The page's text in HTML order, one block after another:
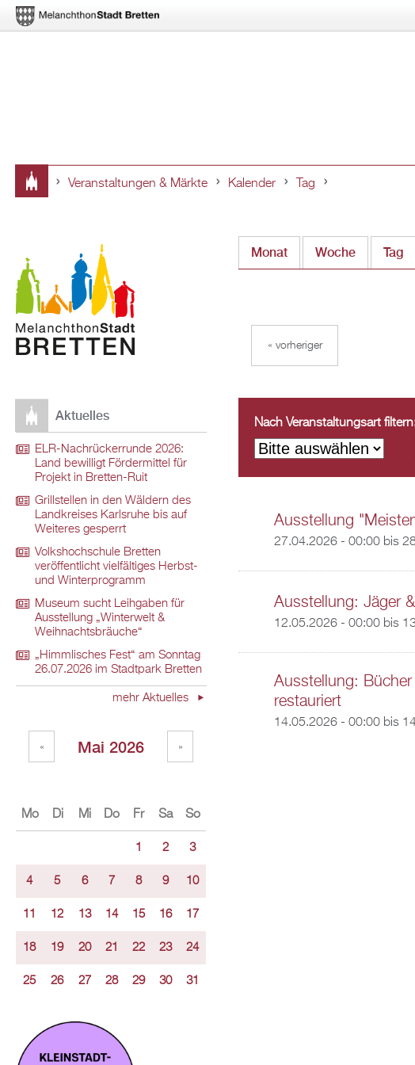
hier
Veranstaltungen & Märkte Kalender Tag
Monat Woche Tag
« vorheriger
Nach Veranstaltungsart
Ausstellung
27.04.2026 - 00:00bis
Ausstellung: Jäger
12.05.2026 - 00:00bis
Ausstellung:
restauriert
14.05.2026 - 00:00bis
Aktuelles
ELR-Nachrückerrunde 2026:
Land bewilligt Fördermittel für
Projekt in Bretten-Ruit
Grillstellen in den Wäldern des
Landkreises Karlsruhe bis auf
Weiteres gesperrt
Volkshochschule Bretten
veröffentlicht vielfältiges Herbst-
und Winterprogramm
Museum sucht Leihgaben für
Ausstellung „Winterwelt &
Weihnachtsbräuche“
„Himmlisches Fest“ am Sonntag
26.07.2026 im Stadtpark Bretten
mehr Aktuelles
Mai 2026
« »
Mo Di Mi Do Fr Sa So
1 2 3
4 5 6 7 8 9 10
11 12 13 14 15 16 17
18 19 20 21 22 23 24
25 26 27 28 29 30 31